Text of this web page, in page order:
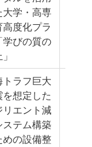
大学・高専
高度化プラ
学びの質の
トラフ巨大
を想定した
リエント減
ステム構築
めの設備整